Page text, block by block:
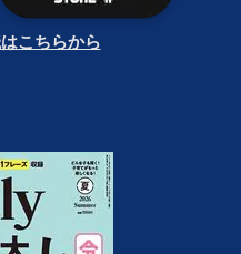
こちらから